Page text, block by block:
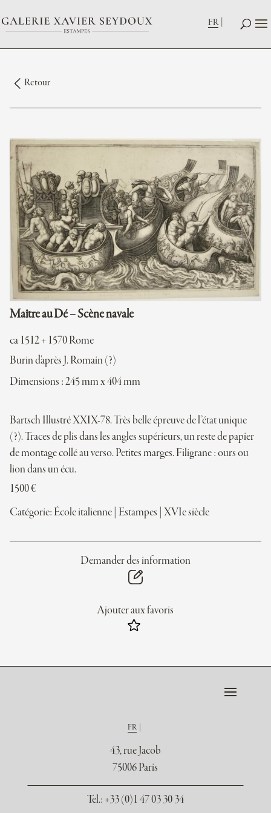
FR
Retour
Maître au Dé – Scène navale
ca 1512 + 1570 Rome
Burin d'après J. Romain (?)
Dimensions : 245 mm x 404 mm
Bartsch Illustré XXIX-78. Très belle épreuve de l’état unique
(?). Traces de plis dans les angles supérieurs, un reste de papier
de montage collé au verso. Petites marges. Filigrane : ours ou
lion dans un écu.
1500€
Catégorie: École italienne Estampes XVIe siècle
Demander des information
Ajouter aux favoris
FR
43, rue Jacob
75006 Paris
Tel.: +33 (0)1 47 03 30 34